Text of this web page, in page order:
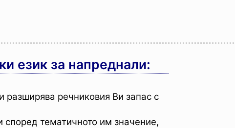
език за напреднали:
разширява речниковия Ви запас с
според тематичното им значение,